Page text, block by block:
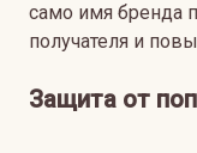
само имя бренда
получателя и
Защита от